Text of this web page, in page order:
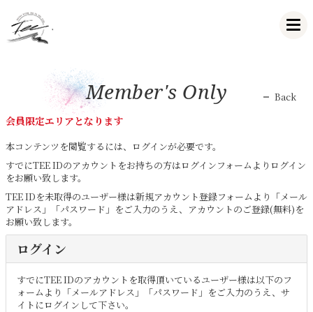
Member's Only Back
会員限定エリアとなります
本コンテンツを閲覧するには、ログインが必要です。
すでにTEE IDのアカウントをお持ちの方はログインフォームよりログイン
をお願い致します。
TEE IDを未取得のユーザー様は新規アカウント登録フォームより「メール
アドレス」「パスワード」をご入力のうえ、アカウントのご登録(無料)を
お願い致します。
ログイン
すでにTEE IDのアカウントを取得頂いているユーザー様は以下のフ
ォームより「メールアドレス」「パスワード」をご入力のうえ、サ
イトにログインして下さい。